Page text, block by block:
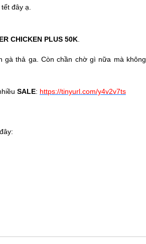
đây ạ.
CHICKEN PLUS 50K
thả ga. Còn chần chờ gì nữa mà không
SALE: https://tinyurl.com/y4v2v7ts